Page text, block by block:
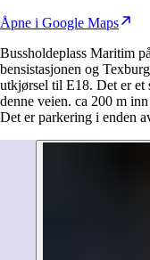
Åpne i Google Maps
Bussholdeplass Maritim
bensistasjonen og
utkjørsel til E18. Det er
denne veien. ca 200 m
Det er parkering i enden